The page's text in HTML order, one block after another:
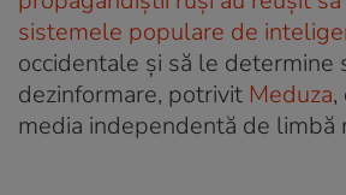
sistemele populare de
occidentale și să le determine
dezinformare, potrivit Meduza,
media independentă de limbă